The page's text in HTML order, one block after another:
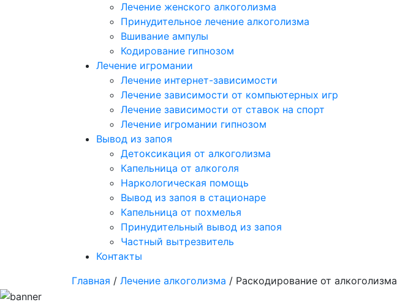
Лечение женского алкоголизма
Принудительное лечение алкоголизма
Вшивание ампулы
Кодирование гипнозом
Лечение игромании
Лечение интернет-зависимости
Лечение зависимости от компьютерных игр
Лечение зависимости от ставок на спорт
Лечение игромании гипнозом
Вывод из запоя
Детоксикация от алкоголизма
Капельница от алкоголя
Наркологическая помощь
Вывод из запоя в стационаре
Капельница от похмелья
Принудительный вывод из запоя
Частный вытрезвитель
Контакты
Главная / Лечение алкоголизма / Раскодирование от алкоголизма